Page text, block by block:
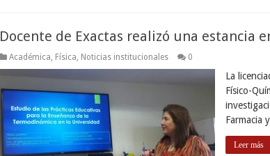
Docente de Exactas realizó una estancia
Académica Física Noticias institucionales 0
La
Físico-
Farmacia
Leer más